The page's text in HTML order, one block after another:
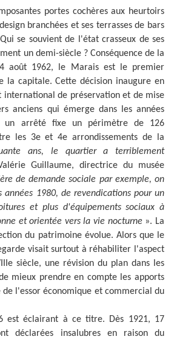
portes cochères aux heurtoirs
branchées et ses terrasses de bars
se souvient de l'état crasseux de ses
un demi-siècle ? Conséquence de la
août 1962, le Marais est le premier
la capitale. Cette décision inaugure en
international de préservation et de mise
anciens qui émerge dans les années
un arrêté fixe un périmètre de 126
les 3e et 4e arrondissements de la
ans, le quartier a terriblement
Guillaume, directrice du musée
de demande sociale par exemple, on
années 1980, de revendications pour un
et plus d'équipements sociaux à
et orientée vers la vie nocturne ». La
du patrimoine évolue. Alors que le
visait surtout à réhabiliter l'aspect
siècle, une révision du plan dans les
mieux prendre en compte les apports
de l'essor économique et commercial du
est éclairant à ce titre. Dès 1921, 17
déclarées insalubres en raison du